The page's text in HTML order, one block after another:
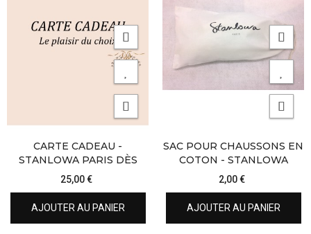
CARTE CADEAU -
STANLOWA PARIS DÈS
25,00 €
AJOUTER AU PANIER
SAC POUR CHAUSSONS EN
COTON - STANLOWA
2,00 €
AJOUTER AU PANIER